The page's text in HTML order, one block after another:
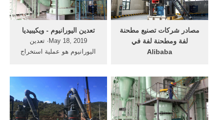
البيانات, الطرفية عجلات طحن
من التنغستن كربيد قطع .
تعدين اليورانيوم - ويكيبيديا
May 18, 2019· تعدين
اليورانيوم هو عملية استخراج
كازاخستان وكندا وأستراليا أكبر
ثلاثة منتجين ويمثلون 70٪ من
الإنتاج العالمي لليورانيوم.
مصادر شركات تصنيع مطحنة
لفة ومطحنة لفة في
Alibaba
في مساومات وتكون الخدمة
جيدة. بالإضافة إلى ذلك ، غالبًا
ما تكون الأسعار في مساومات
وتكون الخدمة جيدة.